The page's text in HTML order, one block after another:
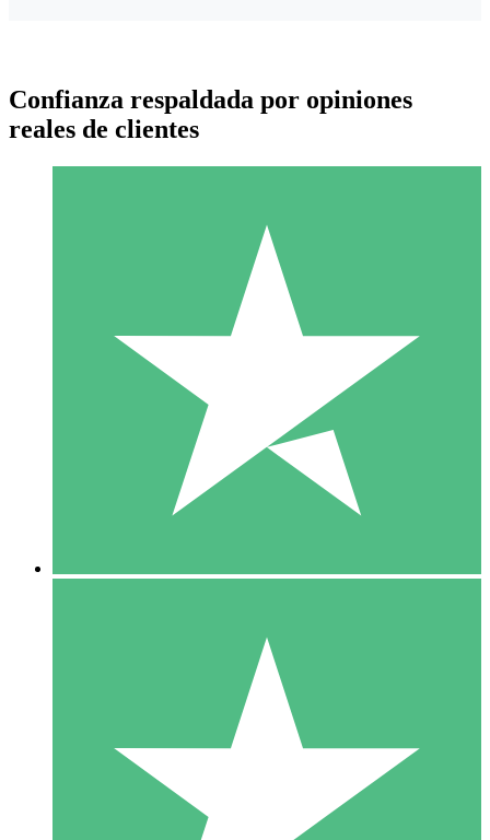
Paquetes de Créditos Individuales
Paga según el uso con créditos de descarga. Sin compromiso
10 00
10 Descargas
20 00
Confianza respaldada por opiniones
reales de clientes